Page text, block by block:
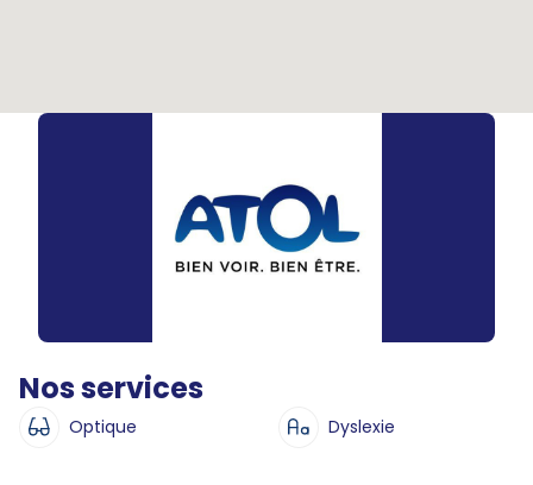
Nos services
Optique Dyslexie